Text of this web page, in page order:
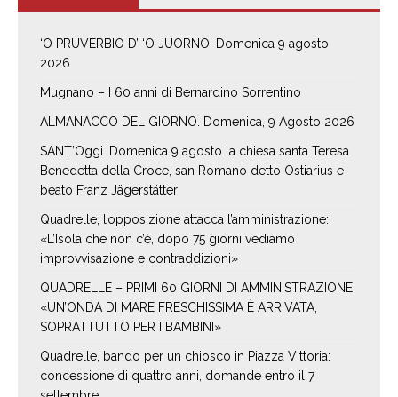
‘O PRUVERBIO D’ ‘O JUORNO. Domenica 9 agosto
2026
Mugnano – I 60 anni di Bernardino Sorrentino
ALMANACCO DEL GIORNO. Domenica, 9 Agosto 2026
SANT’Oggi. Domenica 9 agosto la chiesa santa Teresa
Benedetta della Croce, san Romano detto Ostiarius e
beato Franz Jägerstätter
Quadrelle, l’opposizione attacca l’amministrazione:
«L’Isola che non c’è, dopo 75 giorni vediamo
improvvisazione e contraddizioni»
QUADRELLE – PRIMI 60 GIORNI DI AMMINISTRAZIONE:
«UN’ONDA DI MARE FRESCHISSIMA È ARRIVATA,
SOPRATTUTTO PER I BAMBINI»
Quadrelle, bando per un chiosco in Piazza Vittoria:
concessione di quattro anni, domande entro il 7